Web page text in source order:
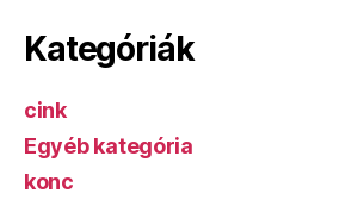
Kategóriák
cink
Egyéb kategória
konc